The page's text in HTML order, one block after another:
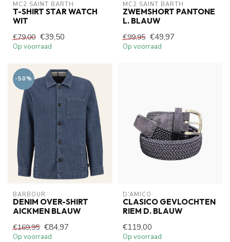
MC2 SAINT BARTH
T-SHIRT STAR WATCH
WIT
€79,00 €39,50
Op voorraad
MC2 SAINT BARTH
ZWEMSHORT PANTONE
L. BLAUW
€99,95 €49,97
Op voorraad
-50%
BARBOUR
DENIM OVER-SHIRT
AICKMEN BLAUW
€169,95 €84,97
Op voorraad
D'AMICO
CLASICO GEVLOCHTEN
RIEM D. BLAUW
€119,00
Op voorraad